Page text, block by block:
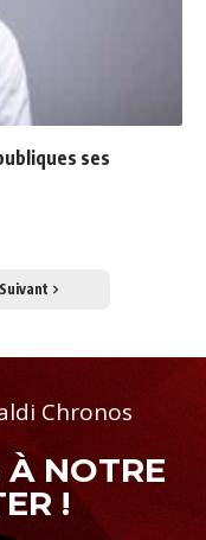
ses
Suivant
Chronos
NOTRE
!